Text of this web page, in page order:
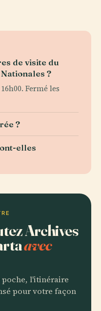
de visite du
?
Fermé les
?
elles
Archives
avec
poche, l'itinéraire
pour votre façon